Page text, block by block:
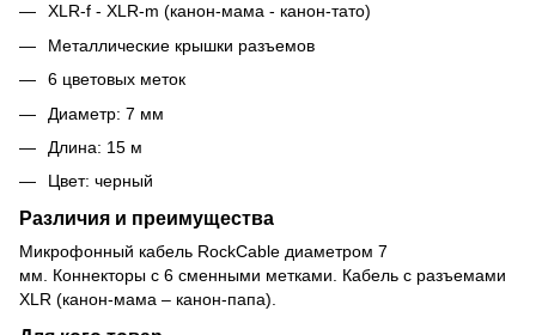
XLR-f - XLR-m (канон-мама - канон-тато)
Металлические крышки разъемов
6 цветовых меток
Диаметр: 7 мм
Длина: 15 м
Цвет: черный
Различия и преимущества
Микрофонный кабель RockCable диаметром 7
мм. Коннекторы с 6 сменными метками. Кабель с разъемами
XLR (канон-мама – канон-папа).